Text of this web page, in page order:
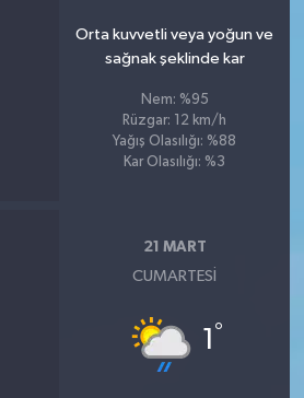
Orta kuvvetli veya yoğun ve
sağnak şeklinde kar
Nem: %95
Rüzgar: 12 km/h
Yağış Olasılığı: %88
Kar Olasılığı: %3
21 MART
CUMARTESI
1 °